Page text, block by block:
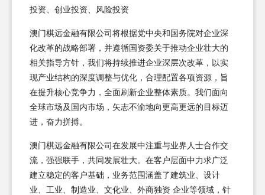
投资、创业投资、风险投资
澳门棋远金融有限公司将根据党中央和国务院对企业深
化改革的战略部署，并遵循国资委关于推动企业壮大的
相关指导方针，我们将持续推进企业深层次改革，以实
现产业结构的深度调整与优化，合理配置各项资源，旨
在提升核心竞争力，全面刷新企业整体素质。我们面向
全球市场及国内市场，矢志不渝地向更高更远的目标迈
进，奋力拼搏。
澳门棋远金融有限公司在发展中注重与业界人士合作交
流，强强联手，共同发展壮大。在客户层面中力求广泛
建立稳定的客户基础，业务范围涵盖了建筑业、设计
业、工业、制造业、文化业、外商独资 企业等领域，针